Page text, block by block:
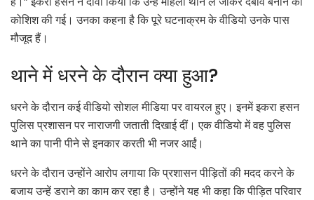
कोशिश की गई। उनका कहना है कि पूरे घटनाक्रम के वीडियो उनके पास
मौजूद हैं।
थाने में धरने के दौरान क्या हुआ?
धरने के दौरान कई वीडियो सोशल मीडिया पर वायरल हुए। इनमें इकरा हसन
पुलिस प्रशासन पर नाराजगी जताती दिखाई दीं। एक वीडियो में वह पुलिस
थाने का पानी पीने से इनकार करती भी नजर आईं।
धरने के दौरान उन्होंने आरोप लगाया कि प्रशासन पीड़ितों की मदद करने के
बजाय उन्हें डराने का काम कर रहा है। उन्होंने यह भी कहा कि पीड़ित परिवार